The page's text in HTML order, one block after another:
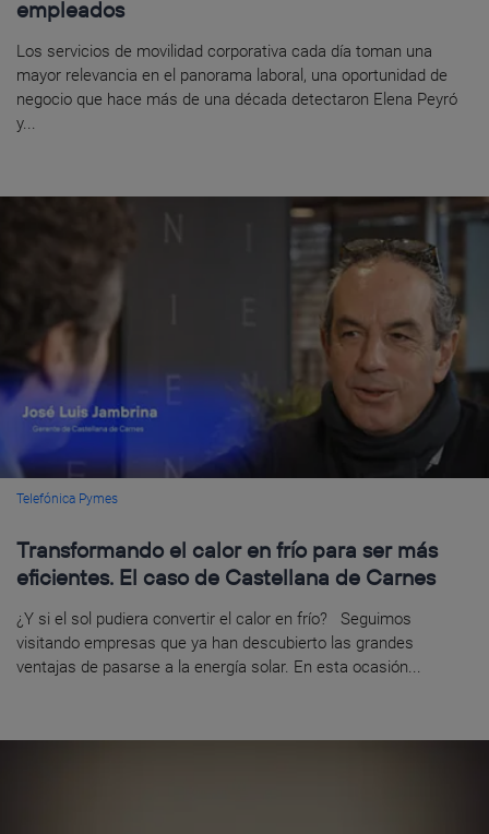
empleados
Los servicios de movilidad corporativa cada día toman una
mayor relevancia en el panorama laboral, una oportunidad de
negocio que hace más de una década detectaron Elena Peyró
y...
Telefónica Pymes
Transformando el calor en frío para ser más
eficientes. El caso de Castellana de Carnes
¿Y si el sol pudiera convertir el calor en frío? Seguimos
visitando empresas que ya han descubierto las grandes
ventajas de pasarse a la energía solar. En esta ocasión...